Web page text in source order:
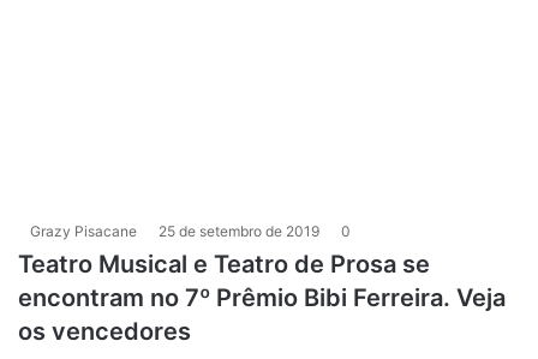
Grazy Pisacane 25 de setembro de 2019 0
Teatro Musical e Teatro de Prosa se
encontram no 7º Prêmio Bibi Ferreira. Veja
os vencedores